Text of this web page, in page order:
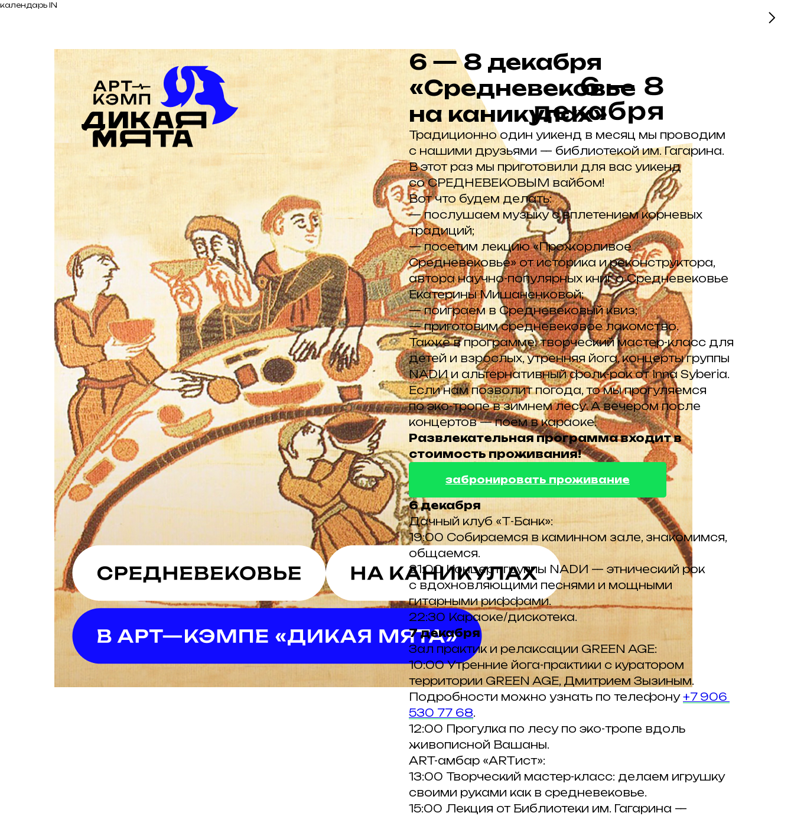
календарь IN
6 — 8 декабря
«Средневековье
на каникулах»
Традиционно один уикенд в месяц мы проводим
с нашими друзьями — библиотекой им. Гагарина.
В этот раз мы приготовили для вас уикенд
со СРЕДНЕВЕКОВЫМ вайбом!
Вот что будем делать:
— послушаем музыку с вплетением корневых
традиций;
— посетим лекцию «Прожорливое
Средневековье» от историка и реконструктора,
автора научно-популярных книг о Средневековье
Екатерины Мишаненковой;
— поиграем в Средневековый квиз;
— приготовим средневековое лакомство.
Также в программе: творческий мастер-класс для
детей и взрослых, утренняя йога, концерты группы
NADИ и альтернативный фолк-рок от Inna Syberia.
Если нам позволит погода, то мы прогуляемся
по эко-тропе в зимнем лесу. А вечером после
концертов — поем в караоке.
Развлекательная программа входит в
стоимость проживания!
забронировать проживание
6 декабря
Дачный клуб «Т-Банк»:
19:00 Собираемся в каминном зале, знакомимся,
общаемся.
21:00 Концерт группы NADИ — этнический рок
с вдохновляющими песнями и мощными
гитарными риффами.
22:30 Караоке/дискотека.
7 декабря
Зал практик и релаксации GREEN AGE:
10:00 Утренние йога-практики с куратором
территории GREEN AGE, Дмитрием Зызиным.
Подробности можно узнать по телефону+7 906
530 77 68.
12:00 Прогулка по лесу по эко-тропе вдоль
живописной Вашаны.
ART-амбар «ARTист»:
13:00 Творческий мастер-класс: делаем игрушку
своими руками как в средневековье.
15:00 Лекция от Библиотеки им. Гагарина —